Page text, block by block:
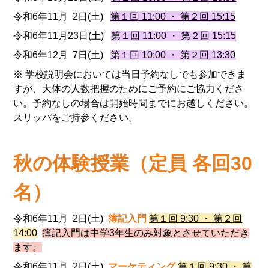
令和6年11月 2日(土)第１回 11:00 ・ 第２回 15:15
令和6年11月23日(土)第１回 11:00 ・ 第２回 15:15
令和6年12月 7日(土)第１回 10:00 ・ 第２回 13:30
※ 学校説明会においては当日予約なしでも参加できま
すが、大体の人数把握のためにご予約にご協力くださ
い。予約なしの場合は開始時間までにお越しください。
スリッパをご持参ください。
秋の体験授業（定員 各回30
名）
令和6年11月 2日(土)簿記入門 第１回 9:30 ・ 第２回
14:00 簿記入門は中学3年生のみ対象とさせていただき
ます。